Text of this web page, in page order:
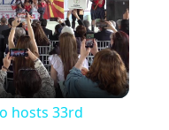
hosts 33rd